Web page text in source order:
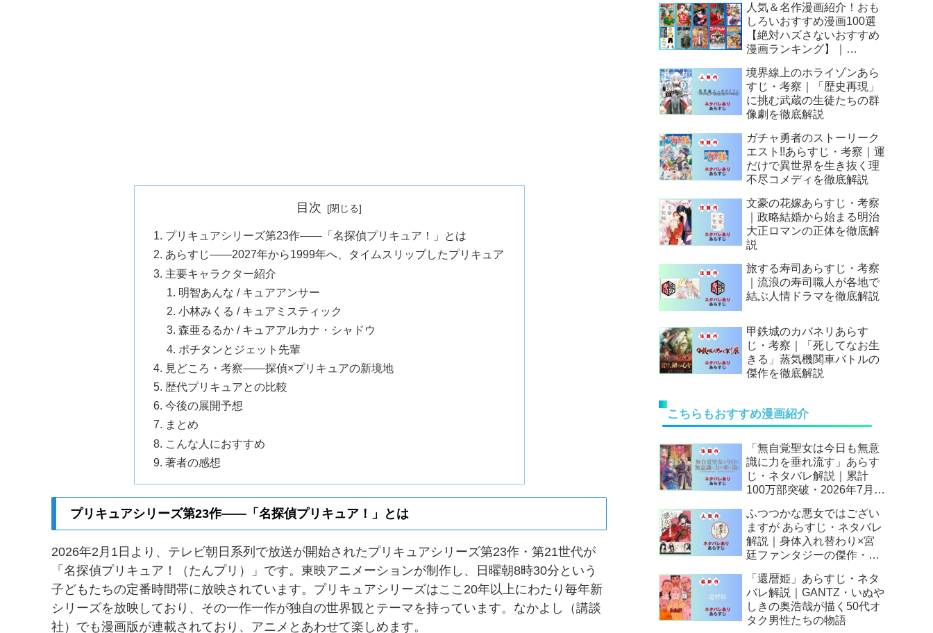
目次
プリキュアシリーズ第23作——「名探偵プリキュア！」とは
あらすじ——2027年から1999年へ、タイムスリップしたプリキュア
主要キャラクター紹介
明智あんな / キュアアンサー
小林みくる / キュアミスティック
森亜るるか / キュアアルカナ・シャドウ
ポチタンとジェット先輩
見どころ・考察——探偵×プリキュアの新境地
歴代プリキュアとの比較
今後の展開予想
まとめ
こんな人におすすめ
著者の感想
プリキュアシリーズ第23作——「名探偵プリキュア！」とは
2026年2月1日より、テレビ朝日系列で放送が開始されたプリキュアシリーズ第23作・第21世代が
「名探偵プリキュア！（たんプリ）」です。東映アニメーションが制作し、日曜朝8時30分という
子どもたちの定番時間帯に放映されています。プリキュアシリーズはここ20年以上にわたり毎年新
シリーズを放映しており、その一作一作が独自の世界観とテーマを持っています。なかよし（講談
社）でも漫画版が連載されており、アニメとあわせて楽しめます。
人気＆名作漫画紹介！おも
しろいおすすめ漫画100選
【絶対ハズさないおすすめ
漫画ランキング】｜
境界線上のホライゾンあら
すじ・考察｜「歴史再現」
に挑む武蔵の生徒たちの群
像劇を徹底解説
ガチャ勇者のストーリーク
エスト!!あらすじ・考察｜運
だけで異世界を生き抜く理
不尽コメディを徹底解説
文豪の花嫁あらすじ・考察
｜政略結婚から始まる明治
大正ロマンの正体を徹底解
説
旅する寿司あらすじ・考察
｜流浪の寿司職人が各地で
結ぶ人情ドラマを徹底解説
甲鉄城のカバネリあらす
じ・考察｜「死してなお生
きる」蒸気機関車バトルの
傑作を徹底解説
こちらもおすすめ漫画紹介
「無自覚聖女は今日も無意
識に力を垂れ流す」あらす
じ・ネタバレ解説｜累計
100万部突破・2026年7月ア
逆転人生
ふつつかな悪女ではござい
ますが あらすじ・ネタバレ
解説｜身体入れ替わり×宮
廷ファンタジーの傑作・
「還暦姫」あらすじ・ネタ
バレ解説｜GANTZ・いぬや
しきの奥浩哉が描く50代オ
タク男性たちの物語